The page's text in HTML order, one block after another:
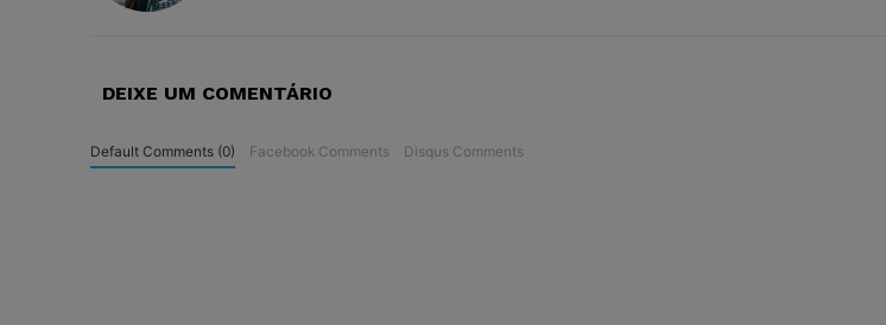
DEIXE UM COMENTÁRIO
Default Comments (0) Facebook Comments Disqus Comments